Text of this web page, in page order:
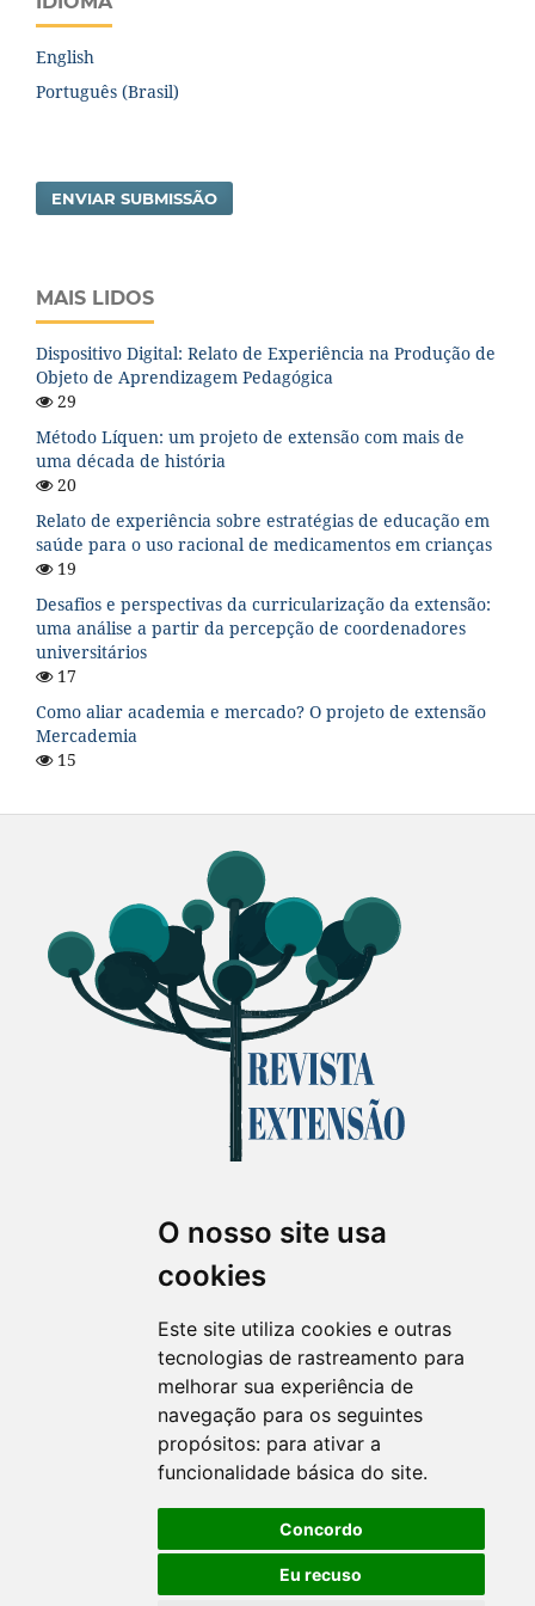
O nosso site usa
cookies
Este site utiliza cookies e outras
tecnologias de rastreamento para
melhorar sua experiência de
navegação para os seguintes
propósitos: para ativar a
funcionalidade básica do site.
Concordo
Eu recuso
English
Português (Brasil)
ENVIAR SUBMISSÃO
MAIS LIDOS
Dispositivo Digital: Relato de Experiência na Produção de
Objeto de Aprendizagem Pedagógica
29
Método Líquen: um projeto de extensão com mais de
uma década de história
20
Relato de experiência sobre estratégias de educação em
saúde para o uso racional de medicamentos em crianças
19
Desafios e perspectivas da curricularização da extensão:
uma análise a partir da percepção de coordenadores
universitários
17
Como aliar academia e mercado? O projeto de extensão
Mercademia
15
Revista Extensão em Foco
ISSN 2358-7180 (on-line)